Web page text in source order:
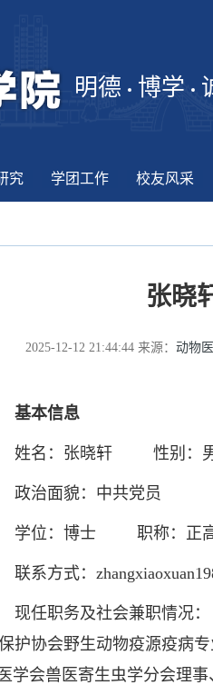
明德 博学
究 学团工作 校友风采
张晓
2025-12-12 21:44:44 来源： 动物
基本信息
名：张晓轩 性别：
治面貌：中共党员
位：博士 职称：正
系方式：
任职务及社会兼职情况：
护协会野生动物疫源疫病
学会兽医寄生虫学分会理